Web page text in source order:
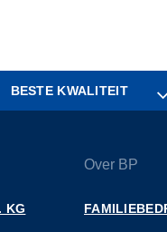
BESTE KWALITEIT
KG
Over BP